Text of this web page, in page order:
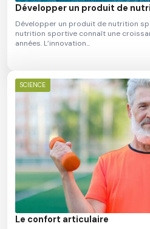
Développer un produit de
Développer un produit de nutrition
nutrition sportive connaît une
années. L’innovation...
SCIENCE
Le confort articulaire